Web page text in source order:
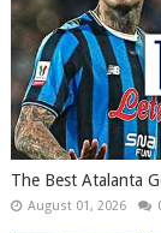
The Best Atalanta
August 01, 2026